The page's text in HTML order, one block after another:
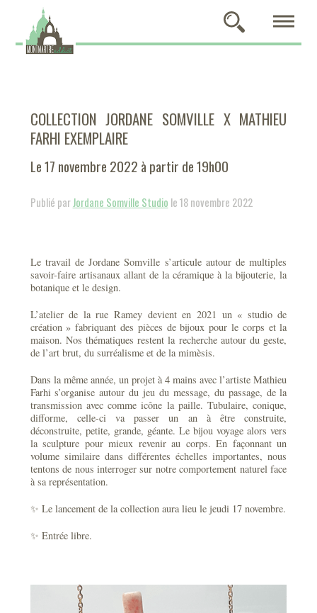
COLLECTION JORDANE SOMVILLE X MATHIEU
FARHI EXEMPLAIRE
Le 17 novembre 2022 à partir de 19h00
Publié parJordane Somville Studio le 18 novembre 2022
Le travail de Jordane Somville s’articule autour de multiples
savoir-faire artisanaux allant de la céramique à la bijouterie, la
botanique et le design.
L’atelier de la rue Ramey devient en 2021 un « studio de
création » fabriquant des pièces de bijoux pour le corps et la
maison. Nos thématiques restent la recherche autour du geste,
de l’art brut, du surréalisme et de la mimèsis.
Dans la même année, un projet à 4 mains avec l’artiste Mathieu
Farhi s’organise autour du jeu du message, du passage, de la
transmission avec comme icône la paille. Tubulaire, conique,
difforme, celle-ci va passer un an à être construite,
déconstruite, petite, grande, géante. Le bijou voyage alors vers
la sculpture pour mieux revenir au corps. En façonnant un
volume similaire dans différentes échelles importantes, nous
tentons de nous interroger sur notre comportement naturel face
à sa représentation.
✨ Le lancement de la collection aura lieu le jeudi 17 novembre.
✨ Entrée libre.